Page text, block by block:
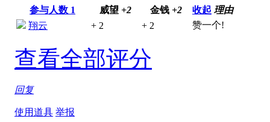
参与人数 1 威望 +2 金钱 +2 收起 理由
翔云
+ 2 + 2 赞一个!
查看全部评分
回复
使用道具 举报